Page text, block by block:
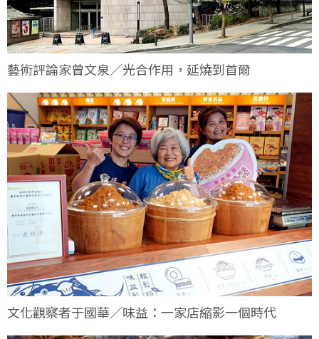
藝術評論家曾文泉／光合作用，延燒到首爾
文化觀察者于國華／味益：一家店縮影一個時代